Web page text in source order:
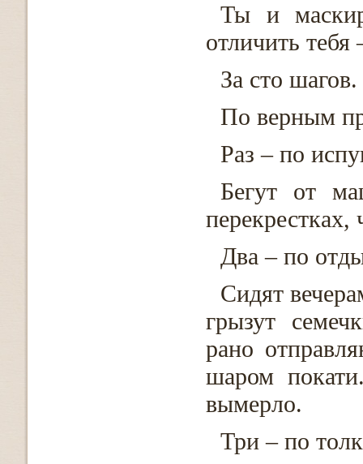
Ты и
отличить тебя
За сто шагов.
По верным
Раз – по
Бегут от
перекрестках,
Два – по
Сидят
грызут
рано
шаром
вымерло.
Три – по